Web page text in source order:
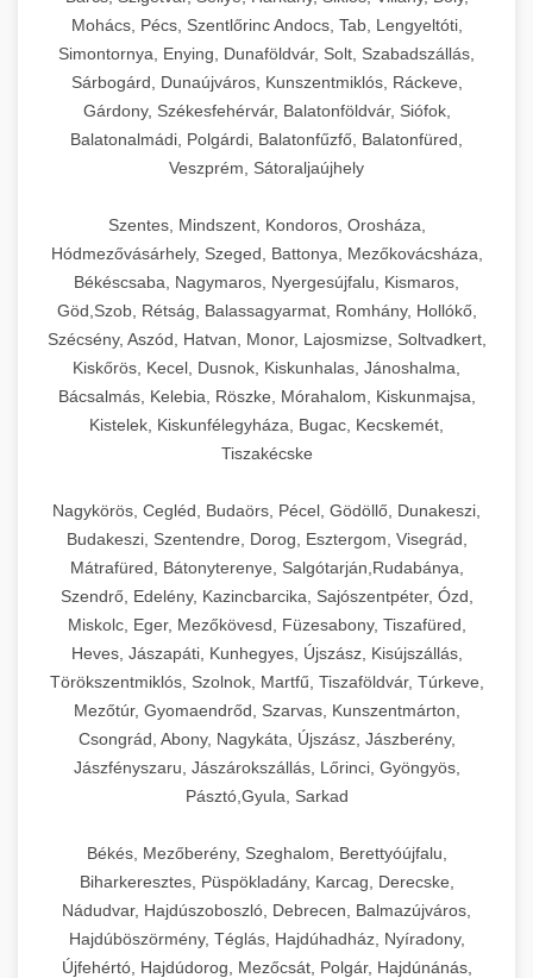
Mohács, Pécs, Szentlőrinc Andocs, Tab, Lengyeltóti,
Simontornya, Enying, Dunaföldvár, Solt, Szabadszállás,
Sárbogárd, Dunaújváros, Kunszentmiklós, Ráckeve,
Gárdony, Székesfehérvár, Balatonföldvár, Siófok,
Balatonalmádi, Polgárdi, Balatonfűzfő, Balatonfüred,
Veszprém, Sátoraljaújhely
Szentes, Mindszent, Kondoros, Orosháza,
Hódmezővásárhely, Szeged, Battonya, Mezőkovácsháza,
Békéscsaba, Nagymaros, Nyergesújfalu, Kismaros,
Göd,Szob, Rétság, Balassagyarmat, Romhány, Hollókő,
Szécsény, Aszód, Hatvan, Monor, Lajosmizse, Soltvadkert,
Kiskőrös, Kecel, Dusnok, Kiskunhalas, Jánoshalma,
Bácsalmás, Kelebia, Röszke, Mórahalom, Kiskunmajsa,
Kistelek, Kiskunfélegyháza, Bugac, Kecskemét,
Tiszakécske
Nagykörös, Cegléd, Budaörs, Pécel, Gödöllő, Dunakeszi,
Budakeszi, Szentendre, Dorog, Esztergom, Visegrád,
Mátrafüred, Bátonyterenye, Salgótarján,Rudabánya,
Szendrő, Edelény, Kazincbarcika, Sajószentpéter, Ózd,
Miskolc, Eger, Mezőkövesd, Füzesabony, Tiszafüred,
Heves, Jászapáti, Kunhegyes, Újszász, Kisújszállás,
Törökszentmiklós, Szolnok, Martfű, Tiszaföldvár, Túrkeve,
Mezőtúr, Gyomaendrőd, Szarvas, Kunszentmárton,
Csongrád, Abony, Nagykáta, Újszász, Jászberény,
Jászfényszaru, Jászárokszállás, Lőrinci, Gyöngyös,
Pásztó,Gyula, Sarkad
Békés, Mezőberény, Szeghalom, Berettyóújfalu,
Biharkeresztes, Püspökladány, Karcag, Derecske,
Nádudvar, Hajdúszoboszló, Debrecen, Balmazújváros,
Hajdúböszörmény, Téglás, Hajdúhadház, Nyíradony,
Újfehértó, Hajdúdorog, Mezőcsát, Polgár, Hajdúnánás,